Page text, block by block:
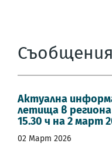
Съобщения
Актуална
летища в
15.30 ч на 2 март
02 Март 2026